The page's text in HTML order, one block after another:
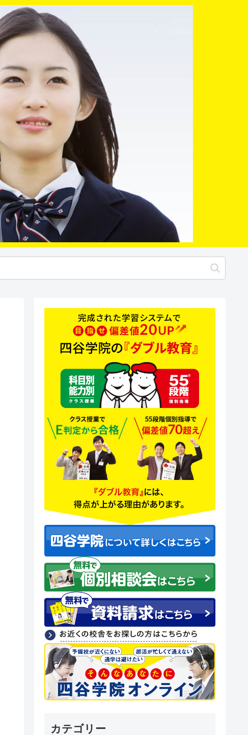
カテゴリー